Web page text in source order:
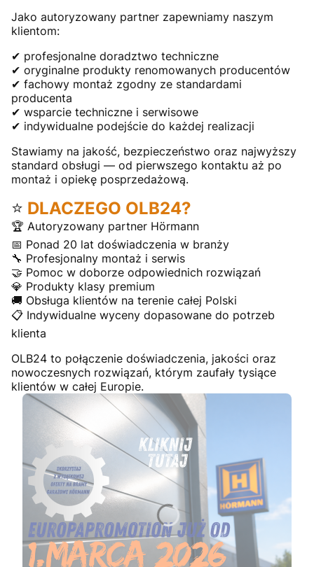
Jako autoryzowany partner zapewniamy naszym
klientom:
✔ profesjonalne doradztwo techniczne
✔ oryginalne produkty renomowanych producentów
✔ fachowy montaż zgodny ze standardami
producenta
✔ wsparcie techniczne i serwisowe
✔ indywidualne podejście do każdej realizacji
Stawiamy na jakość, bezpieczeństwo oraz najwyższy
standard obsługi — od pierwszego kontaktu aż po
montaż i opiekę posprzedażową.
⭐ DLACZEGO OLB24?
🏆 Autoryzowany partner Hörmann
📅 Ponad 20 lat doświadczenia w branży
🔧 Profesjonalny montaż i serwis
🤝 Pomoc w doborze odpowiednich rozwiązań
💎 Produkty klasy premium
🚚 Obsługa klientów na terenie całej Polski
📋 Indywidualne wyceny dopasowane do potrzeb
klienta
OLB24 to połączenie doświadczenia, jakości oraz
nowoczesnych rozwiązań, którym zaufały tysiące
klientów w całej Europie.